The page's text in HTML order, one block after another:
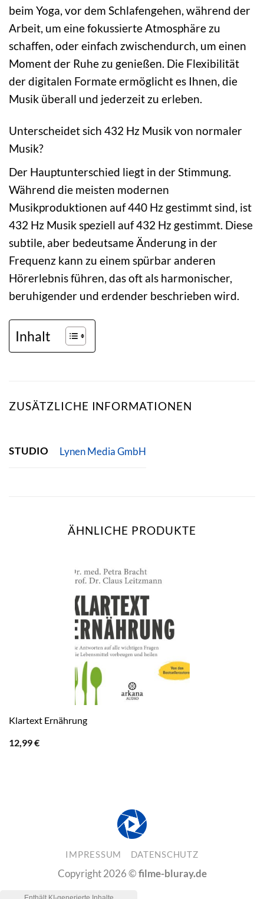
beim Yoga, vor dem Schlafengehen, während der
Arbeit, um eine fokussierte Atmosphäre zu
schaffen, oder einfach zwischendurch, um einen
Moment der Ruhe zu genießen. Die Flexibilität
der digitalen Formate ermöglicht es Ihnen, die
Musik überall und jederzeit zu erleben.
Unterscheidet sich 432 Hz Musik von normaler
Musik?
Der Hauptunterschied liegt in der Stimmung.
Während die meisten modernen
Musikproduktionen auf 440 Hz gestimmt sind, ist
432 Hz Musik speziell auf 432 Hz gestimmt. Diese
subtile, aber bedeutsame Änderung in der
Frequenz kann zu einem spürbar anderen
Hörerlebnis führen, das oft als harmonischer,
beruhigender und erdender beschrieben wird.
Inhalt
ZUSÄTZLICHE INFORMATIONEN
STUDIO Lynen Media GmbH
ÄHNLICHE PRODUKTE
Klartext Ernährung
12,99€
IMPRESSUM DATENSCHUTZ
Copyright 2026 ©filme-bluray.de